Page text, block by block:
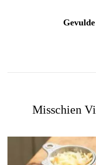
Misschien